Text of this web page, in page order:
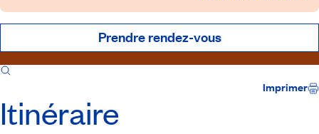
Prendre rendez-vous
Itinéraire
Imprimer
Itinéraire